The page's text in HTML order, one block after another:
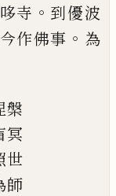
寺 。 到優波
作佛事 。 為
槃
冥
世
師